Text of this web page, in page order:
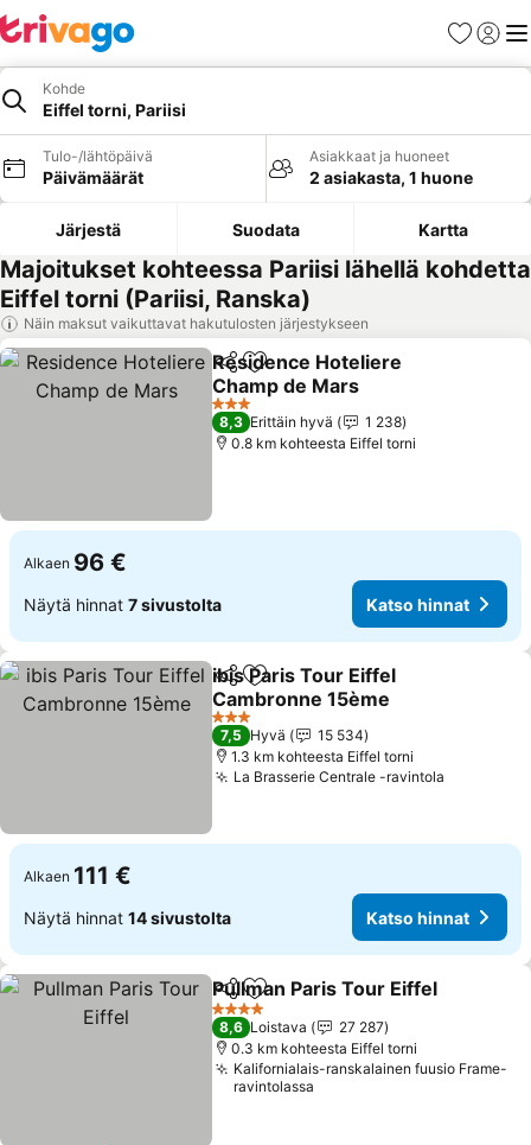
Suosikit
Kohde
Eiffel torni, Pariisi
Tulo-/lähtöpäivä
Päivämäärät
Asiakkaat ja huoneet
2 asiakasta, 1 huone
Järjestä Suodata Kartta
Majoitukset kohteessa Pariisi lähellä kohdetta
Eiffel torni (Pariisi, Ranska)
Näin maksut vaikuttavat hakutulosten järjestykseen
Jaa Lisää suosikkeihin
Residence Hoteliere
Champ de Mars
3 Tähtiluokitus
8,3 Erittäin hyvä
1 238
0.8 km kohteesta Eiffel torni
Alkaen 96 €
Näytä hinnat 7 sivustolta Katso hinnat
Jaa Lisää suosikkeihin
ibis Paris Tour Eiffel
Cambronne 15ème
3 Tähtiluokitus
7,5 Hyvä
15 534
1.3 km kohteesta Eiffel torni
La Brasserie Centrale -ravintola
Alkaen 111 €
Näytä hinnat 14 sivustolta Katso hinnat
Jaa Lisää suosikkeihin
Pullman Paris Tour Eiffel
4 Tähtiluokitus
8,6 Loistava
27 287
0.3 km kohteesta Eiffel torni
Kalifornialais-ranskalainen fuusio Frame-
ravintolassa